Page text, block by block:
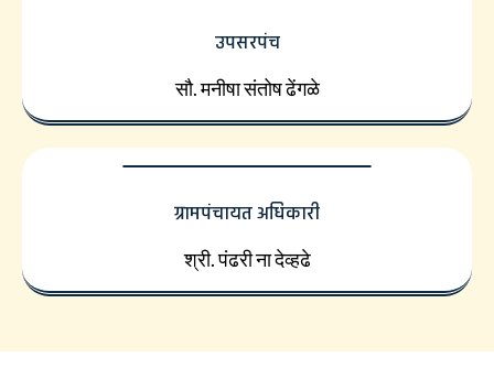
उपसरपंच
सौ. मनीषा संतोष ढेंगळे
ग्रामपंचायत अधिकारी
श्री. पंढरी ना देव्हढे